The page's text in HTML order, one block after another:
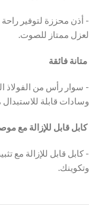
‫- أذن محززة لتوفير
لعزل ممتاز للصوت.
‫ متانة فائقة
‫- سوار رأس من الفولاذ
وسادات قابلة
كابل قابل للإزالة مع
‫- كابل قابل للإزالة مع
وتكوينك.